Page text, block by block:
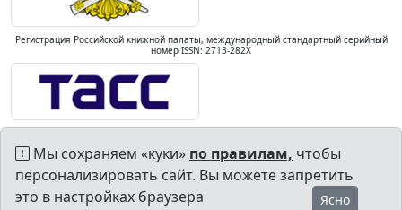
Регистрация Российской книжной палаты, международный стандартный серийный
номер ISSN: 2713-282X
Мы сохраняем «куки» по правилам, чтобы
персонализировать сайт. Вы можете запретить
это в настройках браузера
Ясно